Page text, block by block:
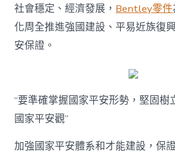
社會穩定、經濟發展， Bentley零件
化周全推進強國建設、平易近族復
安保證。
“要準確掌握國家平安形勢，堅固樹
國家平安觀”
加強國家平安體系和才能建設，保